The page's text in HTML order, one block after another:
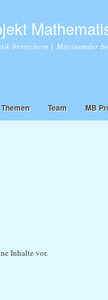
zum
Inhalt
bereichern | Miteinander
Themen Team MB
Inhalte vor.